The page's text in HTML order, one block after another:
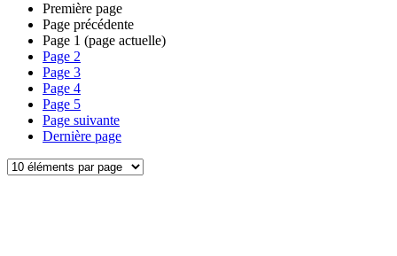
Première page
Page précédente
Page 1 (page actuelle)
Page 2
Page 3
Page 4
Page 5
Page suivante
Dernière page